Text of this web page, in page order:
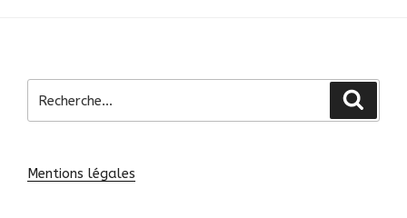
pour
Mentions légales